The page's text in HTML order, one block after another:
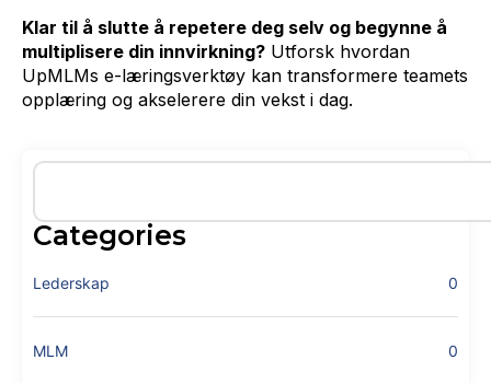
Categories
Lederskap 0
MLM 0
Klar til å slutte å repetere deg selv og begynne å
multiplisere din innvirkning? Utforsk hvordan
UpMLMs e-læringsverktøy kan transformere teamets
opplæring og akselerere din vekst i dag.